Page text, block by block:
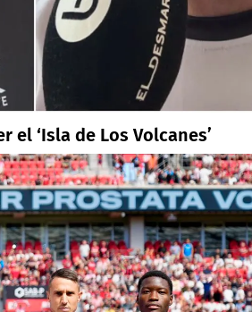
el ‘Isla de Los Volcanes’